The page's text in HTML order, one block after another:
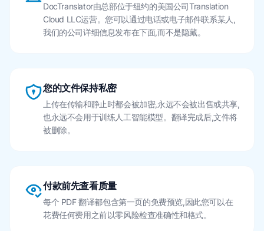
DocTranslator由总部位于纽约的美国公司Translation
Cloud LLC运营。您可以通过电话或电子邮件联系某人,
我们的公司详细信息发布在下面,而不是隐藏。
您的文件保持私密
上传在传输和静止时都会被加密,永远不会被出售或共享,
也永远不会用于训练人工智能模型。翻译完成后,文件将
被删除。
付款前先查看质量
每个 PDF 翻译都包含第一页的免费预览,因此您可以在
花费任何费用之前以零风险检查准确性和格式。